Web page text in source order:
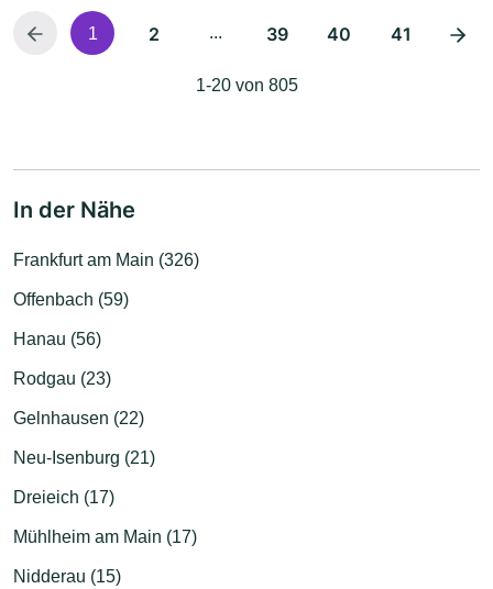
1 2 ... 39 40 41
1-20 von 805
In der Nähe
Frankfurt am Main (326)
Offenbach (59)
Hanau (56)
Rodgau (23)
Gelnhausen (22)
Neu-Isenburg (21)
Dreieich (17)
Mühlheim am Main (17)
Nidderau (15)